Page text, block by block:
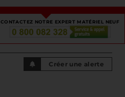
CONTACTEZ NOTRE EXPERT MATÉRIEL NEUF
Créer une alerte